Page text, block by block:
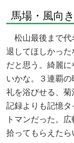
馬場・風向き
松山最後まで代
退してほしかっ
だと思う。綺麗
いかな。３連覇
礼を浴びせる、菊
記録よりも記憶
トマンだった。
拾ってもらえたら